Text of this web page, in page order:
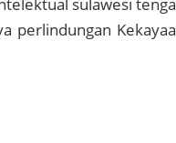
perlindungan